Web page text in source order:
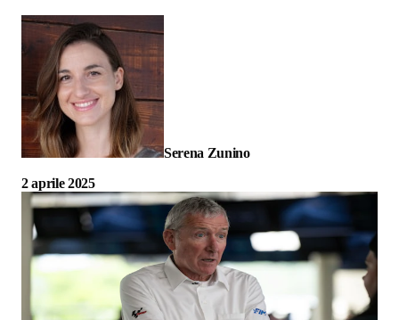
Serena Zunino
2 aprile 2025